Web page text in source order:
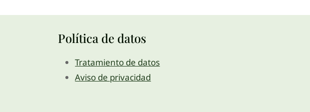
Política de datos
Tratamiento de datos
Aviso de privacidad